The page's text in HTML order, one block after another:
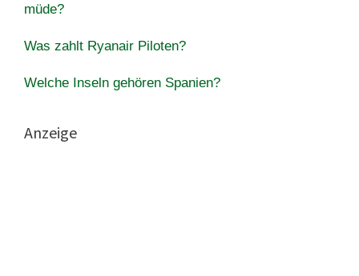
müde?
Was zahlt Ryanair Piloten?
Welche Inseln gehören Spanien?
Anzeige